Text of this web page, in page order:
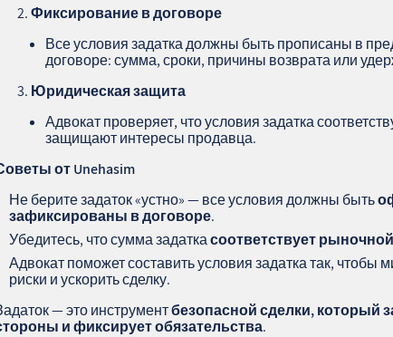
Фиксирование в договоре
Все условия задатка должны быть прописаны в
договоре: сумма, сроки, причины возврата или
Юридическая защита
Адвокат проверяет, что условия задатка
защищают интересы продавца.
от Unehasim
Не берите задаток «устно» — все условия должны быть
зафиксированы в договоре.
Убедитесь, что сумма задаткасоответствует
Адвокат поможет составить условия задатка так, чтобы
риски и ускорить сделку.
— это инструментбезопасной сделки, который
и фиксирует обязательства.